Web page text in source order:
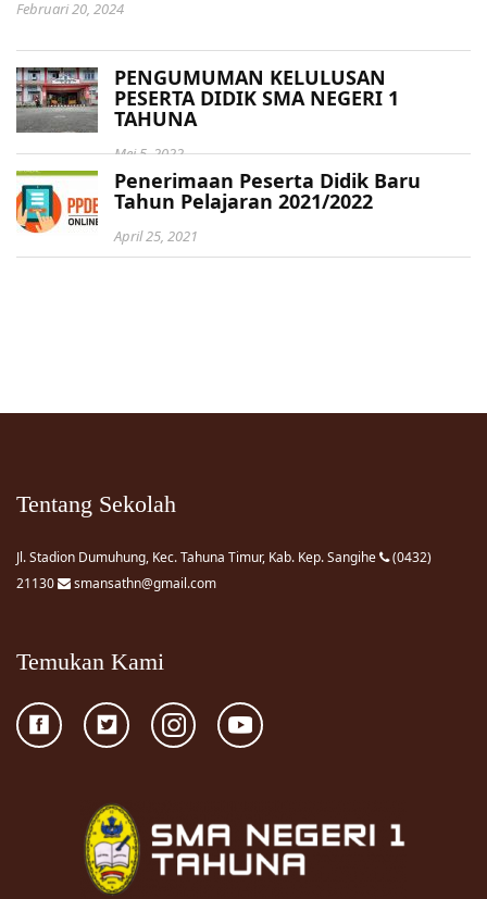
Februari 20, 2024
PENGUMUMAN KELULUSAN
PESERTA DIDIK SMA NEGERI 1
TAHUNA
Mei 5, 2022
Penerimaan Peserta Didik Baru
Tahun Pelajaran 2021/2022
April 25, 2021
Tentang Sekolah
Jl. Stadion Dumuhung, Kec. Tahuna Timur, Kab. Kep. Sangihe
(0432)
21130
smansathn@gmail.com
Temukan Kami